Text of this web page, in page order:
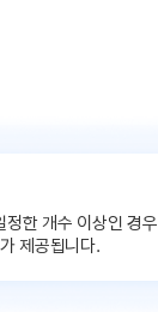
정한 개수 이상인 경우
제공됩니다.